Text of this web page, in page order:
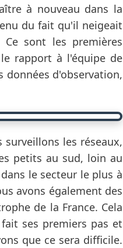
à nouveau dans la
du fait qu'il neigeait
sont les premières
rapport à l'équipe de
données d'observation,
les réseaux,
petits au sud, loin au
le secteur le plus à
avons également des
de la France. Cela
ses premiers pas et
que ce sera difficile.